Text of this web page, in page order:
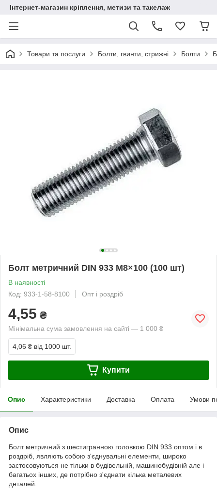
Інтернет-магазин кріплення, метизи та такелаж
Товари та послуги Болти, гвинти, стрижні Болти
Болт метричний DIN 933 М8×100 (100 шт)
В наявності
Код: 933-1-58-8100
Опт і роздріб
4,55 ₴
Мінімальна сума замовлення на сайті — 1 000 ₴
4,06 ₴ від 1000 шт.
Купити
Опис Характеристики Доставка Оплата Умови
Опис
Болт метричний з шестигранною головкою DIN 933 оптом і в
роздріб, являють собою з'єднувальні елементи, широко
застосовуються не тільки в будівельній, машинобудівній але і
багатьох інших, де потрібно з'єднати кілька металевих
деталей.